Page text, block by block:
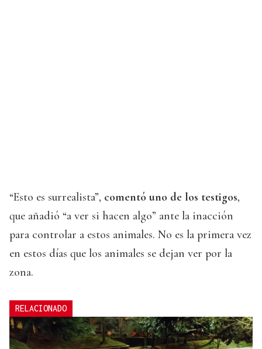
“Esto es surrealista”, comentó uno de los testigos,
que añadió “a ver si hacen algo” ante la inacción
para controlar a estos animales. No es la primera vez
en estos días que los animales se dejan ver por la
zona.
RELACIONADO